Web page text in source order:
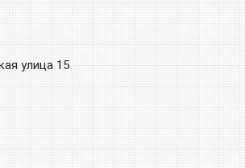
улица 15